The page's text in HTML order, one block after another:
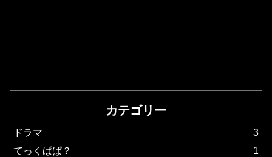
カテゴリー
ドラマ
3
てっくぱぱ？
1